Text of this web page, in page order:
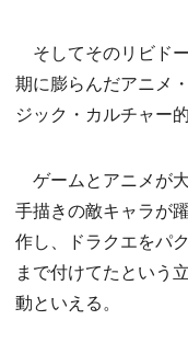
そしてそのリビド
期に膨らんだアニメ
ジック・カルチャー的
ゲームとアニメが
手描きの敵キャラが
作し、ドラクエをパ
まで付けてたという
動といえる。